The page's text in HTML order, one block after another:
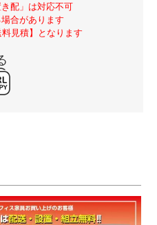
配」は対応不可
合があります
見積】となります